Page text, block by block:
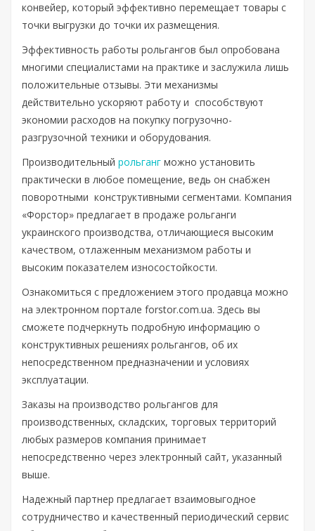
конвейер, который эффективно перемещает товары с
точки выгрузки до точки их размещения.
Эффективность работы рольгангов был опробована
многими специалистами на практике и заслужила лишь
положительные отзывы. Эти механизмы
действительно ускоряют работу и способствуют
экономии расходов на покупку погрузочно-
разгрузочной техники и оборудования.
Производительный рольганг можно установить
практически в любое помещение, ведь он снабжен
поворотными конструктивными сегментами. Компания
«Форстор» предлагает в продаже рольганги
украинского производства, отличающиеся высоким
качеством, отлаженным механизмом работы и
высоким показателем износостойкости.
Ознакомиться с предложением этого продавца можно
на электронном портале forstor.com.ua. Здесь вы
сможете подчеркнуть подробную информацию о
конструктивных решениях рольгангов, об их
непосредственном предназначении и условиях
эксплуатации.
Заказы на производство рольгангов для
производственных, складских, торговых территорий
любых размеров компания принимает
непосредственно через электронный сайт, указанный
выше.
Надежный партнер предлагает взаимовыгодное
сотрудничество и качественный периодический сервис